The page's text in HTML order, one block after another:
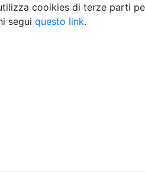
cooikies di terze parti
segui questo link.